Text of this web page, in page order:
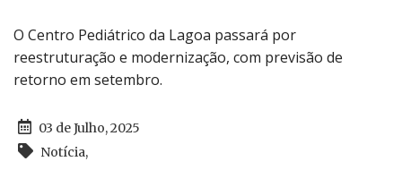
O Centro Pediátrico da Lagoa passará por
reestruturação e modernização, com previsão de
retorno em setembro.
03 de Julho, 2025
Notícia,